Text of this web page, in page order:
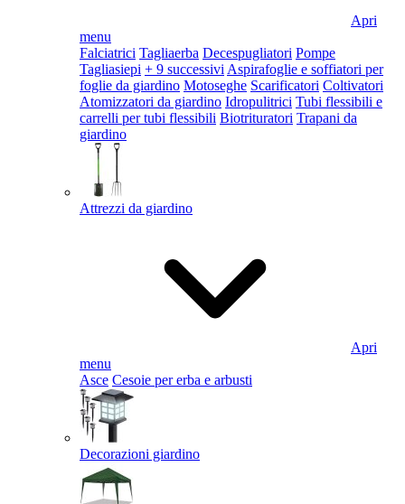
Apri
menu
Falciatrici Tagliaerba Decespugliatori Pompe
Tagliasiepi + 9 successivi Aspirafoglie e soffiatori per
foglie da giardino Motoseghe Scarificatori Coltivatori
Atomizzatori da giardino Idropulitrici Tubi flessibili e
carrelli per tubi flessibili Biotrituratori Trapani da
giardino
Attrezzi da giardino
Apri
menu
Asce Cesoie per erba e arbusti
Decorazioni giardino